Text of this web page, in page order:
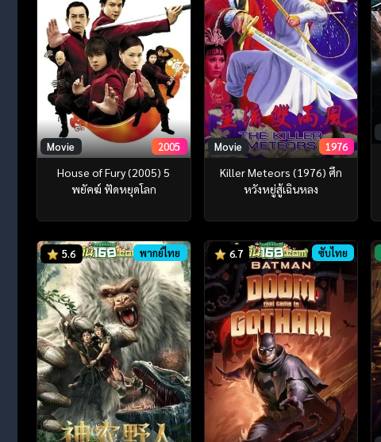
Movie 2005
House of Fury (2005) 5
พยัคฆ์ ฟัดหยุดโลก
Movie 1976
Killer Meteors (1976) ศึก
หวังหยู่สู้เฉินหลง
5.6 พากย์ไทย 6.7 ซับไทย